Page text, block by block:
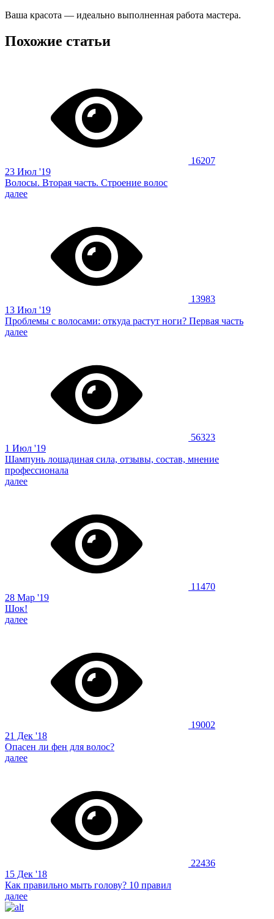
Ваша красота — идеально выполненная работа мастера.
Похожие статьи
16207
23 Июл '19
Волосы. Вторая часть. Строение волос
далее
13983
13 Июл '19
Проблемы с волосами: откуда растут ноги? Первая часть
далее
56323
1 Июл '19
Шампунь лошадиная сила, отзывы, состав, мнение
профессионала
далее
11470
28 Мар '19
Шок!
далее
19002
21 Дек '18
Опасен ли фен для волос?
далее
22436
15 Дек '18
Как правильно мыть голову? 10 правил
далее